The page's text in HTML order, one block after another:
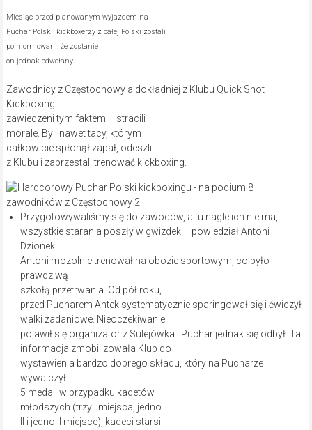
Miesiąc przed planowanym wyjazdem na
Puchar Polski, kickboxerzy z całej Polski zostali
poinformowani, że zostanie
on jednak odwołany.
Zawodnicy z Częstochowy a dokładniej z Klubu Quick Shot
Kickboxing
zawiedzeni tym faktem – stracili
morale. Byli nawet tacy, którym
całkowicie spłonął zapał, odeszli
z Klubu i zaprzestali trenować kickboxing.
Przygotowywaliśmy się do zawodów, a tu nagle ich nie ma,
wszystkie starania poszły w gwizdek – powiedział Antoni
Dzionek.
Antoni mozolnie trenował na obozie sportowym, co było
prawdziwą
szkołą przetrwania. Od pół roku,
przed Pucharem Antek systematycznie sparingował się i ćwiczył
walki zadaniowe. Nieoczekiwanie
pojawił się organizator z Sulejówka i Puchar jednak się odbył. Ta
informacja zmobilizowała Klub do
wystawienia bardzo dobrego składu, który na Pucharze
wywalczył
5 medali w przypadku kadetów
młodszych (trzy I miejsca, jedno
II i jedno II miejsce), kadeci starsi